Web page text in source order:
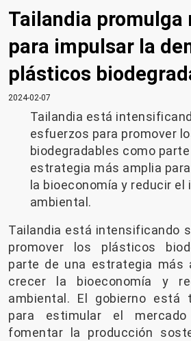
Tailandia promulga
para impulsar la
plásticos
2024-02-07
Tailandia está
esfuerzos para promover
biodegradables como parte
estrategia más amplia
la bioeconomía y reducir el
ambiental.
Tailandia está intensificando
promover los plásticos
parte de una estrategia más
crecer la bioeconomía y
ambiental. El gobierno está
para estimular el
fomentar la producción